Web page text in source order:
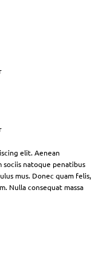
elit. Aenean
sociis natoque penatibus
mus. Donec quam felis,
Nulla consequat massa